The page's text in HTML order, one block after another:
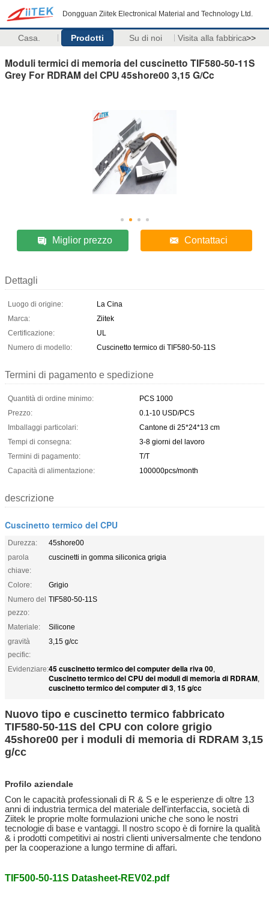
Dongguan Ziitek Electronical Material and Technology Ltd.
Casa. Prodotti Su di noi Visita alla fabbrica>>
Moduli termici di memoria del cuscinetto TIF580-50-11S
Grey For RDRAM del CPU 45shore00 3,15 G/Cc
Miglior prezzo Contattaci
Dettagli
Luogo di origine:
La Cina
Marca:
Ziitek
Certificazione:
UL
Numero di modello:
Cuscinetto termico di TIF580-50-11S
Termini di pagamento e spedizione
Quantità di ordine minimo:
PCS 1000
Prezzo:
0.1-10 USD/PCS
Imballaggi particolari:
Cantone di 25*24*13 cm
Tempi di consegna:
3-8 giorni del lavoro
Termini di pagamento:
T/T
Capacità di alimentazione:
100000pcs/month
descrizione
Cuscinetto termico del CPU
Durezza:
45shore00
parola
chiave:
cuscinetti in gomma siliconica grigia
Colore:
Grigio
Numero del
pezzo:
TIF580-50-11S
Materiale:
Silicone
gravità
pecific:
3,15 g/cc
Evidenziare:45 cuscinetto termico del computer della riva 00,
Cuscinetto termico del CPU dei moduli di memoria di RDRAM,
cuscinetto termico del computer di 3, 15 g/cc
Nuovo tipo e cuscinetto termico fabbricato
TIF580-50-11S del CPU con colore grigio
45shore00 per i moduli di memoria di RDRAM 3,15
g/cc
Profilo aziendale
Con le capacità professionali di R & S e le esperienze di oltre 13
anni di industria termica del materiale dell'interfaccia, società di
Ziitek le proprie molte formulazioni uniche che sono le nostri
tecnologie di base e vantaggi. Il nostro scopo è di fornire la qualità
& i prodotti competitivi ai nostri clienti universalmente che tendono
per la cooperazione a lungo termine di affari.
TIF500-50-11S Datasheet-REV02.pdf